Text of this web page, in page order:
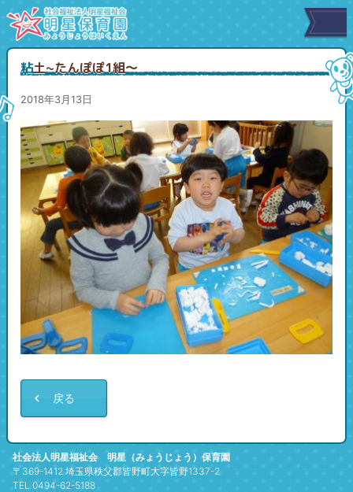
粘土~たんぽぽ1組～
2018年3月13日
戻る
社会法人明星福祉会 明星（みょうじょう）保育園
〒369-1412 埼玉県秩父郡皆野町大字皆野1337-2
TEL 0494-62-5188